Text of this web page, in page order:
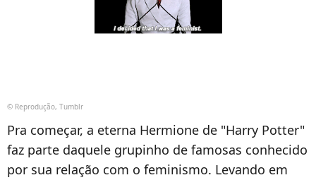
© Reprodução, Tumblr
Pra começar, a eterna Hermione de "Harry Potter"
faz parte daquele grupinho de famosas conhecido
por sua relação com o feminismo. Levando em